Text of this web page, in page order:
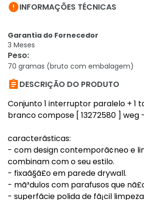
INFORMAÇÕES TÉCNICAS
Garantia do Fornecedor
3 Meses
Peso:
70 gramas (bruto com embalagem)
DESCRIÇÃO DO PRODUTO
Conjunto 1 interruptor paralelo + 1
branco compose [ 13272580 ] weg -
caracterã­sticas:
- com design contemporã¢neo e
combinam com o seu estilo.
- fixaã§ã£o em parede drywall.
- mã³dulos com parafusos que
- superfã­cie polida de fã¡cil